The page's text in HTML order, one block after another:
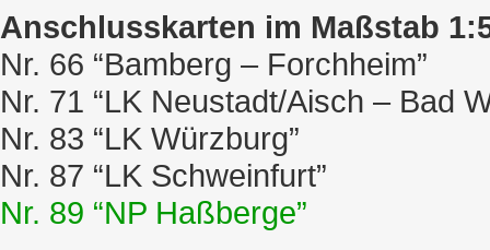
Anschlusskarten im Maßstab
Nr. 66 “Bamberg – Forchheim”
Nr. 71 “LK Neustadt/Aisch – Bad
Nr. 83 “LK Würzburg”
Nr. 87 “LK Schweinfurt”
Nr. 89 “NP Haßberge”